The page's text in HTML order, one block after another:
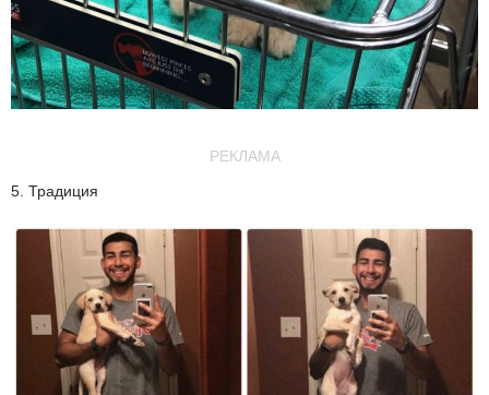
РЕКЛАМА
5. Традиция